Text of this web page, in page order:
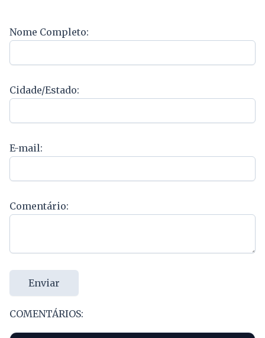
Nome Completo:
Cidade/Estado:
E-mail:
Comentário:
Enviar
COMENTÁRIOS: